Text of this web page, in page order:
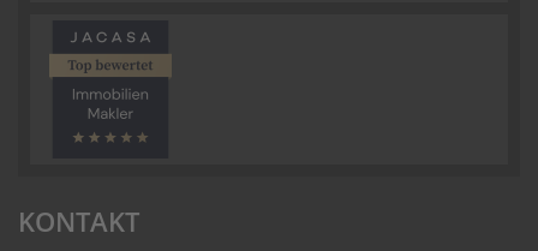
KONTAKT